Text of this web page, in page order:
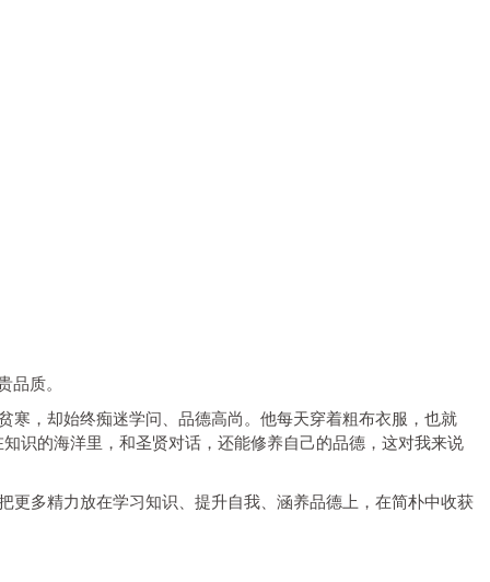
品质。
寒，却始终痴迷学问、品德高尚。他每天穿着粗布衣服，也就
识的海洋里，和圣贤对话，还能修养自己的品德，这对我来说
更多精力放在学习知识、提升自我、涵养品德上，在简朴中收获